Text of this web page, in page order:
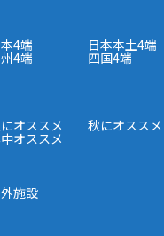
4端 日本本土4端
4端 四国4端
オススメ 秋にオススメ
オススメ
施設